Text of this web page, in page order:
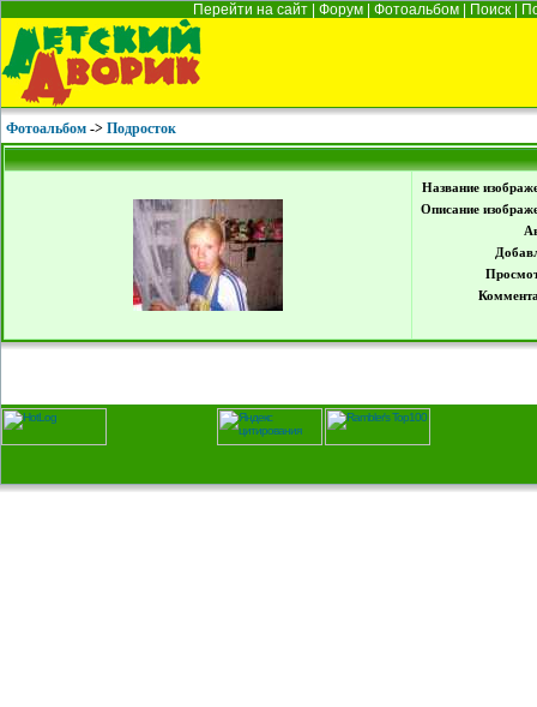
Перейти на сайт Форум Фотоальбом Поиск
Фотоальбом -> Подросток
Название
Описание